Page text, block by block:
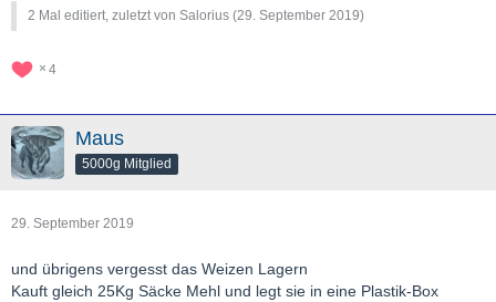
2 Mal editiert, zuletzt von Salorius (29. September 2019)
4
Maus
5000g Mitglied
29. September 2019
und übrigens vergesst das Weizen Lagern
Kauft gleich 25Kg Säcke Mehl und legt sie in eine Plastik-Box